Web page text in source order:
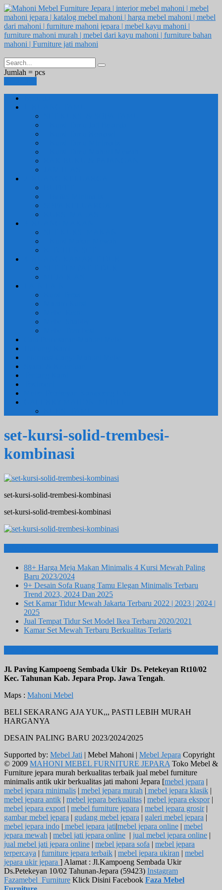
Jumlah = pcs
set-kursi-solid-trembesi-
kombinasi
set-kursi-solid-trembesi-kombinasi
set-kursi-solid-trembesi-kombinasi
88+ Harga Meja Makan Minimalis 4 Kursi Mewah Paling
Baru 2023/2024
9+ Desain Sofa Ruang Tamu Elegan Minimalis Terbaru
Trend 2023, 2024 Dan 2025
Set Kamar Tidur Mewah Jakarta Terbaru 2022 | 2023 | 2024 |
2025
Jual Tempat Tidur Set Model Ikea Terbaru 2020/2021
Kamar Set Mewah Terbaru Berkualitas Terlaris
Jl. Paving Kampoeng Sembada Ukir Ds. Petekeyan Rt10/02
Kec. Tahunan Kab. Jepara Prop. Jawa Tengah.
Maps : Mahoni Mebel
BELI SEKARANG AJA YUK,,, PASTI LEBIH MURAH
HARGANYA
DESAIN PALING BARU 2023/2024/2025
Supported by: Mebel Jati | Mebel Mahoni | Mebel Jepara Copyright
© 2009 MAHONI MEBEL FURNITURE JEPARA Toko Mebel &
Furniture jepara murah berkualitas terbaik jual mebel furniture
minimalis antik ukir berkualitas jati mahoni Jepara [mebel jepara |
mebel jepara minimalis | mebel jepara murah | mebel jepara klasik |
mebel jepara antik | mebel jepara berkualitas | mebel jepara ekspor|
mebel jepara export | mebel furniture jepara | mebel jepara grosir|
gambar mebel jepara | gudang mebel jepara | galeri mebel jepara |
mebel jepara indo | mebel jepara jati|mebel jepara online | mebel
jepara mewah | mebel jati jepara online | jual mebel jepara online |
jual mebel jati jepara online | mebel jepara sofa | mebel jepara
terpercaya | furniture jepara terbaik | mebel jepara ukiran | mebel
jepara ukir jepara ] Alamat : Jl.Kampoeng Sembada Ukir
Ds.Petekeyan 10/02 Tahunan-Jepara (59423) Instagram
Fazamebel_Furniture Klick Disini Facebook Faza Mebel